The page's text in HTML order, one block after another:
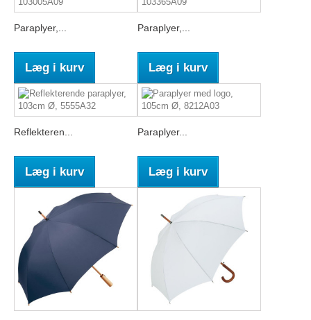
Paraplyer,...
Læg i kurv
Paraplyer,...
Læg i kurv
Reflekteren...
Læg i kurv
Paraplyer...
Læg i kurv